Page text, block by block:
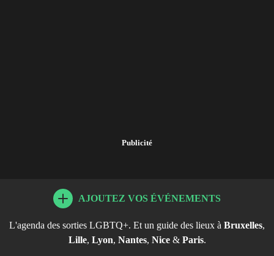
Publicité
AJOUTEZ VOS ÉVÉNEMENTS
L'agenda des sorties LGBTQ+. Et un guide des lieux à Bruxelles,
Lille, Lyon, Nantes, Nice& Paris.